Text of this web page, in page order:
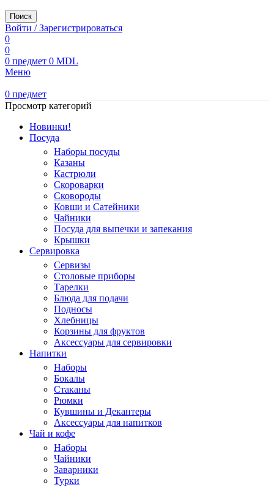
Поиск
Войти / Зарегистрироваться
0
0
0 предмет 0 MDL
Меню
0 предмет
Просмотр категорий
Новинки!
Посуда
Наборы посуды
Казаны
Кастрюли
Скороварки
Сковороды
Ковши и Сатейники
Чайники
Посуда для выпечки и запекания
Крышки
Сервировка
Сервизы
Столовые приборы
Тарелки
Блюда для подачи
Подносы
Хлебницы
Корзины для фруктов
Аксессуары для сервировки
Напитки
Наборы
Бокалы
Стаканы
Рюмки
Кувшины и Декантеры
Аксессуары для напитков
Чай и кофе
Наборы
Чайники
Заварники
Турки